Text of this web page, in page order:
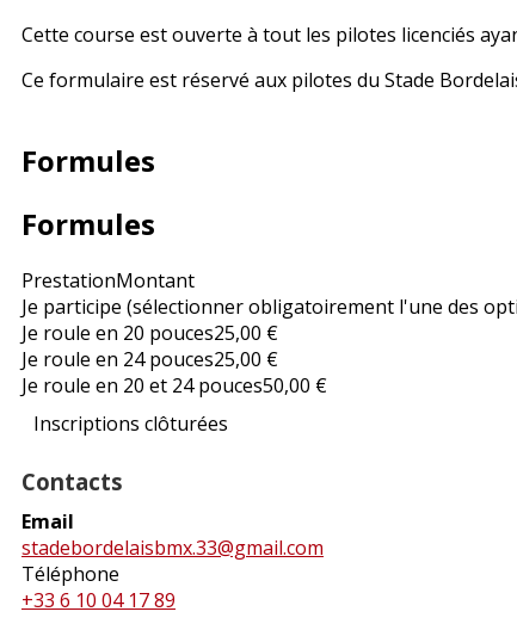
Cette course est ouverte à tout les pilotes licenciés
Ce formulaire est réservé aux pilotes du Stade
Formules
Formules
PrestationMontant
Je participe (sélectionner obligatoirement l'une des
Je roule en 20 pouces25,00 €
Je roule en 24 pouces25,00 €
Je roule en 20 et 24 pouces50,00 €
Inscriptions clôturées
Contacts
Email
stadebordelaisbmx.33@gmail.com
Téléphone
+33 6 10 04 17 89